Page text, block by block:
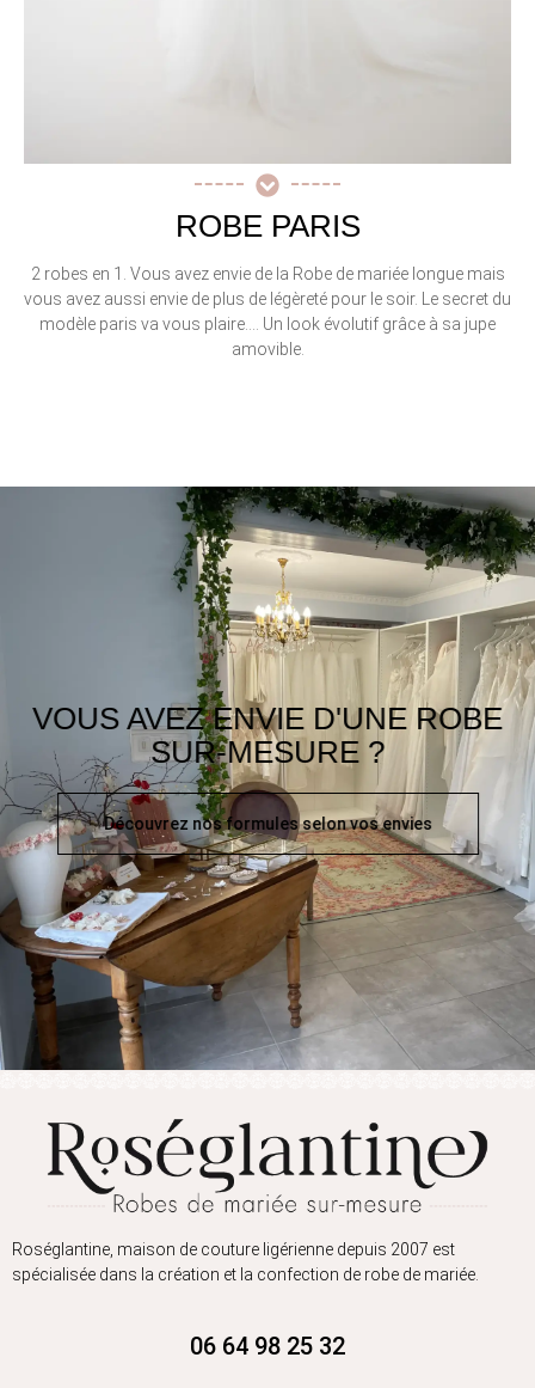
ROBE PARIS
2 robes en 1. Vous avez envie de la Robe de mariée longue mais
vous avez aussi envie de plus de légèreté pour le soir. Le secret du
modèle paris va vous plaire…. Un look évolutif grâce à sa jupe
amovible.
VOUS AVEZ ENVIE D'UNE ROBE
SUR-MESURE ?
Découvrez nos formules selon vos envies
Roséglantine, maison de couture ligérienne depuis 2007 est
spécialisée dans la création et la confection de robe de mariée.
06 64 98 25 32